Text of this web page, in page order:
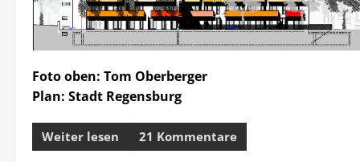
Foto oben: Tom Oberberger
Plan: Stadt Regensburg
Weiter lesen 21 Kommentare